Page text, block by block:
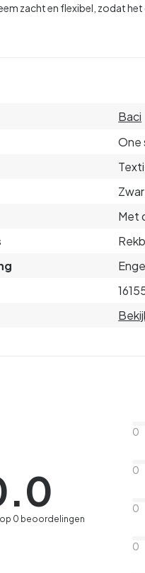
zacht en flexibel, zodat
Baci
One
Met
0 beoordelingen
0
0
0
0